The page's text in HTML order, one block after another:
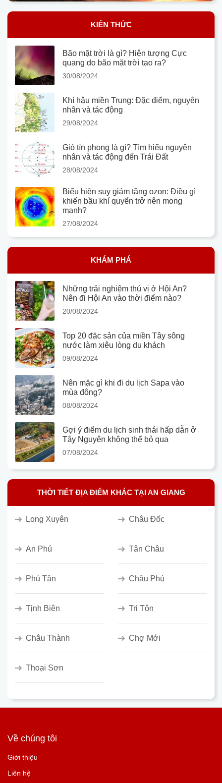
KIẾN THỨC
Bão mặt trời là gì? Hiện tượng Cực
quang do bão mặt trời tạo ra?
30/08/2024
Khí hậu miền Trung: Đặc điểm, nguyên
nhân và tác động
29/08/2024
Gió tín phong là gì? Tìm hiểu nguyên
nhân và tác động đến Trái Đất
28/08/2024
Biểu hiện suy giảm tầng ozon: Điều gì
khiến bầu khí quyển trở nên mong
manh?
27/08/2024
KHÁM PHÁ
Những trải nghiệm thú vị ở Hội An?
Nên đi Hội An vào thời điểm nào?
20/08/2024
Top 20 đặc sản của miền Tây sông
nước làm xiêu lòng du khách
09/08/2024
Nên mặc gì khi đi du lịch Sapa vào
mùa đông?
08/08/2024
Gợi ý điểm du lịch sinh thái hấp dẫn ở
Tây Nguyên không thể bỏ qua
07/08/2024
THỜI TIẾT ĐỊA ĐIỂM KHÁC TẠI AN GIANG
Long Xuyên Châu Đốc
An Phú Tân Châu
Phú Tân Châu Phú
Tịnh Biên Tri Tôn
Châu Thành Chợ Mới
Thoại Sơn
Về chúng tôi
Giới thiệu
Liên hệ